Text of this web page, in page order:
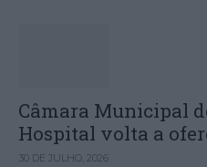
Câmara Municipal
Hospital volta a
30 DE JULHO, 2026